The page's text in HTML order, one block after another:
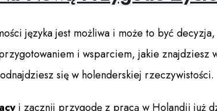
języka jest możliwa i może to być
i wsparciem, jakie znajdziesz
się w holenderskiej rzeczywistości.
i zacznij przygodę z pracą w Holandii już